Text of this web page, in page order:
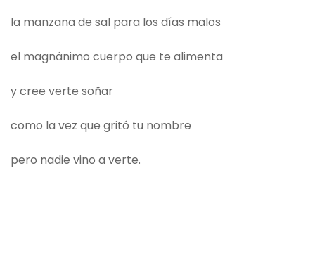
la manzana de sal para los días malos
el magnánimo cuerpo que te alimenta
y cree verte soñar
como la vez que gritó tu nombre
pero nadie vino a verte.